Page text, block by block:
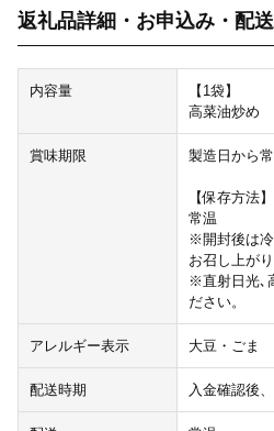
返礼品詳細・お申込み・配送
内容量
【1袋】
高菜油炒め
賞味期限 製造日から
【保存方法】
常温
※開封後は冷
お召し上がり
※直射日光､
ださい。
アレルギー表示 大豆・ごま
配送時期 入金確認後